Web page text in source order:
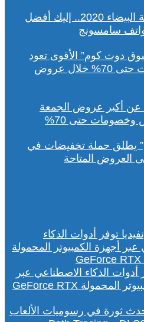
تخفيضات الجمعة البيضاء 2020.. إليك أفضل
سامسونج
دوت كوم” الأقوى تعود
مجدداً.. تخفيضات حتى 70% خلال عروض
عن أكبر عروض الجمعة
حتى 70%
يطلق حملة تخفيضات في
المتاحة
أدوات الذكاء الاصطناعي عبر
أجهزة الكمبيوتر المحمولة GeForce RTX